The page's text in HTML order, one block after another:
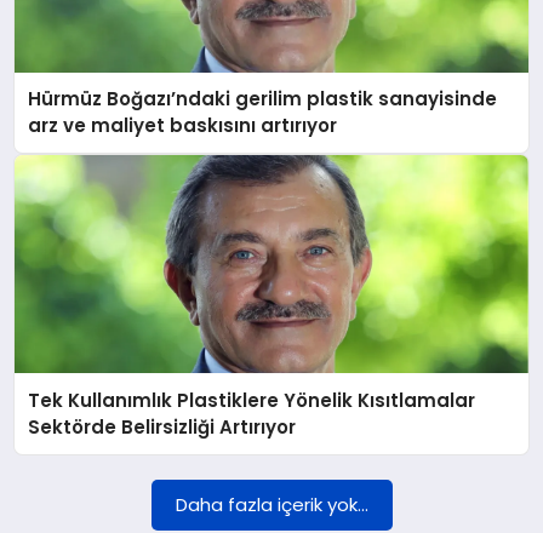
DÜNYA
BILIM VE TEKNOLOJI
OTOMOBIL
İLETIŞIM
Hürmüz Boğazı’ndaki gerilim plastik sanayisinde
arz ve maliyet baskısını artırıyor
Tek Kullanımlık Plastiklere Yönelik Kısıtlamalar
Sektörde Belirsizliği Artırıyor
Daha fazla içerik yok...